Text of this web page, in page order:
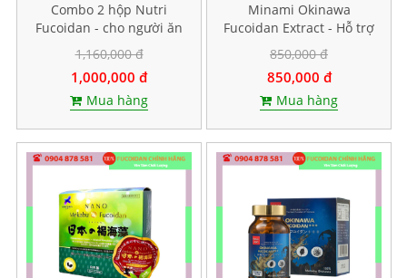
Combo 2 hộp Nutri
Fucoidan - cho người ăn
kiêng, ăn chay
1,160,000 đ
1,000,000 đ
Mua hàng
Minami Okinawa
Fucoidan Extract - Hỗ trợ
điều trị ung thư, Lọ 240
viên
850,000 đ
850,000 đ
Mua hàng